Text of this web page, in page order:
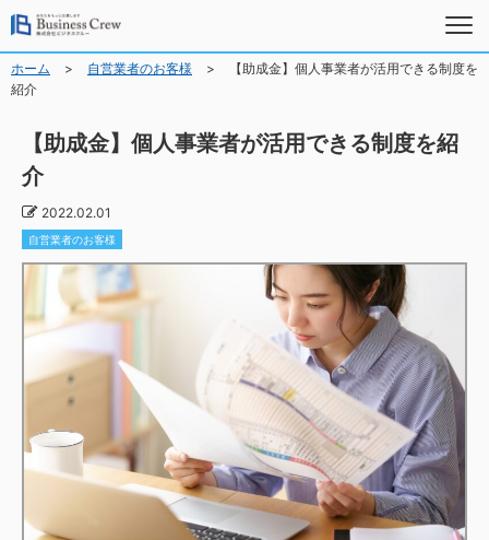
ホーム > 自営業者のお客様 >
【助成金】個人事業者が活用できる制度を
紹介
【助成金】個人事業者が活用できる制度を紹
介
2022.02.01
自営業者のお客様